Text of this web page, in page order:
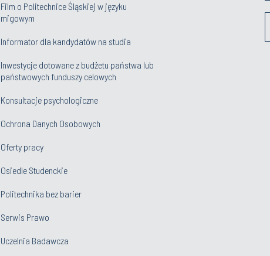
Film o Politechnice Śląskiej w języku
migowym
Informator dla kandydatów na studia
Inwestycje dotowane z budżetu państwa lub
państwowych funduszy celowych
Konsultacje psychologiczne
Ochrona Danych Osobowych
Oferty pracy
Osiedle Studenckie
Politechnika bez barier
Serwis Prawo
Uczelnia Badawcza